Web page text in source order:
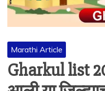
Marathi Article
Gharkul list